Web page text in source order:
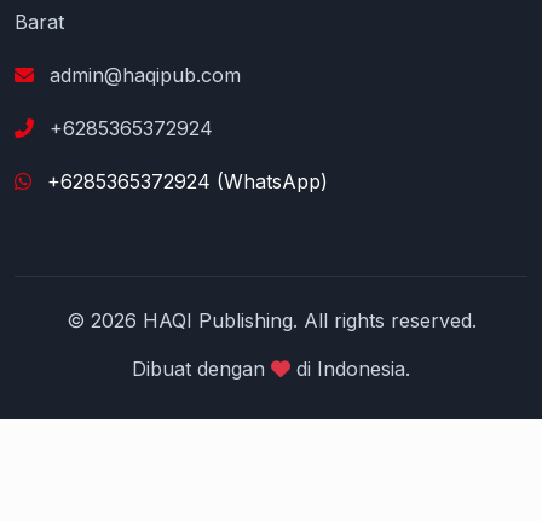
Barat
admin@haqipub.com
+6285365372924
+6285365372924 (WhatsApp)
© 2026 HAQI Publishing. All rights reserved.
Dibuat dengan
di Indonesia.